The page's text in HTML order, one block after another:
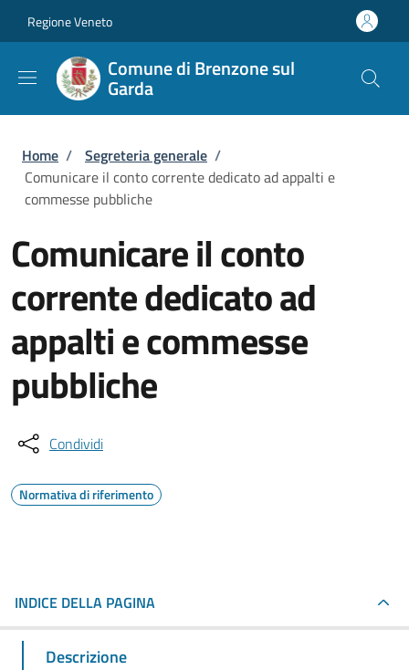
Regione Veneto
Comune di Brenzone sul
Garda
Briciole di pane
Home / Segreteria generale /
Comunicare il conto corrente dedicato ad appalti e
commesse pubbliche
Comunicare il conto
corrente dedicato ad
appalti e commesse
pubbliche
Condividi
Normativa di riferimento
INDICE DELLA PAGINA
Descrizione